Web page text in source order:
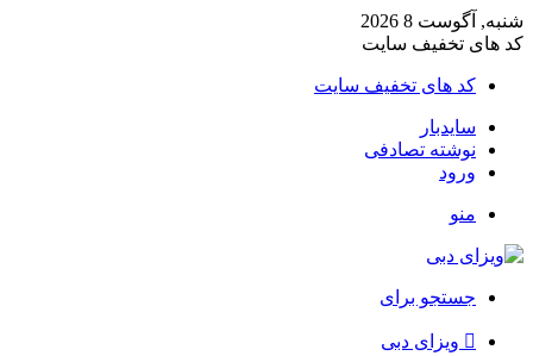
شنبه, آگوست 8 2026
کد های تخفیف سایت
کد های تخفیف سایت
سایدبار
نوشته تصادفی
ورود
منو
جستجو برای
ویزای دبی